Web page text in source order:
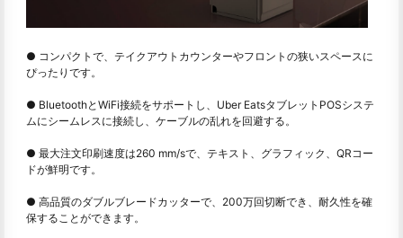
● コンパクトで、テイクアウトカウンターやフロントの狭いスペースに
ぴったりです。
● BluetoothとWiFi接続をサポートし、Uber EatsタブレットPOSシステ
ムにシームレスに接続し、ケーブルの乱れを回避する。
● 最大注文印刷速度は260 mm/sで、テキスト、グラフィック、QRコー
ドが鮮明です。
● 高品質のダブルブレードカッターで、200万回切断でき、耐久性を確
保することができます。